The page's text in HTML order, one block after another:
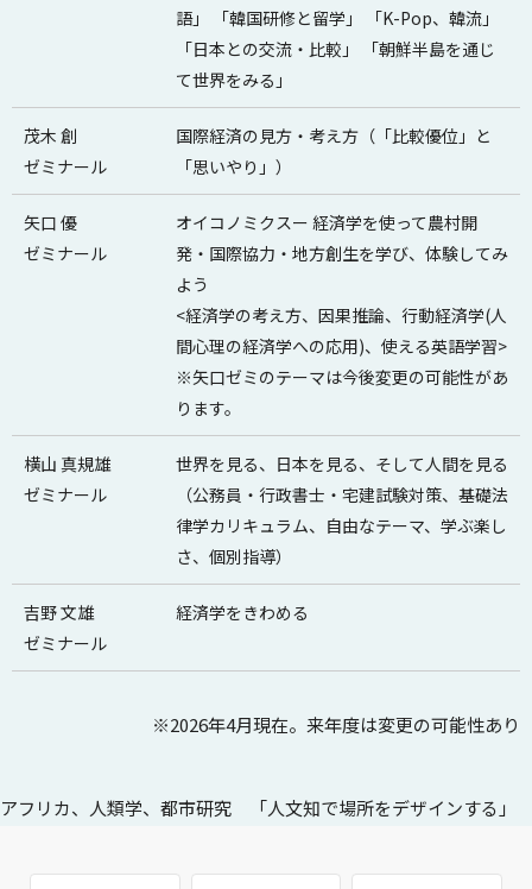
語」 「韓国研修と留学」 「K-Pop、韓流」
「日本との交流・比較」 「朝鮮半島を通じ
て世界をみる」
茂木 創
ゼミナール
国際経済の見方・考え方（「比較優位」と
「思いやり」）
矢口 優
ゼミナール
オイコノミクスー 経済学を使って農村開
発・国際協力・地方創生を学び、体験してみ
よう
<経済学の考え方、因果推論、行動経済学(人
間心理の経済学への応用)、使える英語学習>
※矢口ゼミのテーマは今後変更の可能性があ
ります。
横山 真規雄
ゼミナール
世界を見る、日本を見る、そして人間を見る
（公務員・行政書士・宅建試験対策、基礎法
律学カリキュラム、自由なテーマ、学ぶ楽し
さ、個別指導）
吉野 文雄
ゼミナール
経済学をきわめる
※2026年4月現在。来年度は変更の可能性あり
アフリカ、人類学、都市研究 「人文知で場所をデザインする」